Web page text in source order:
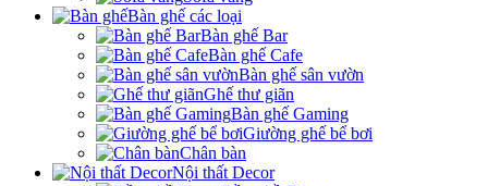
Bàn ghế các loại
Bàn ghế Bar
Bàn ghế Cafe
Bàn ghế sân vườn
Ghế thư giãn
Bàn ghế Gaming
Giường ghế bể bơi
Chân bàn
Nội thất Decor